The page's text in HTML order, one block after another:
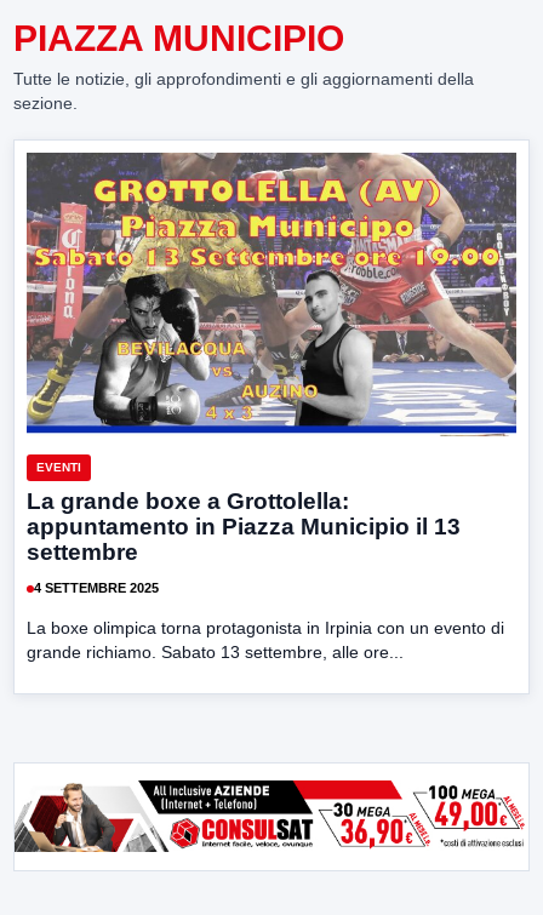
PIAZZA MUNICIPIO
Tutte le notizie, gli approfondimenti e gli aggiornamenti della
sezione.
EVENTI
La grande boxe a Grottolella:
appuntamento in Piazza Municipio il 13
settembre
4 SETTEMBRE 2025
La boxe olimpica torna protagonista in Irpinia con un evento di
grande richiamo. Sabato 13 settembre, alle ore...